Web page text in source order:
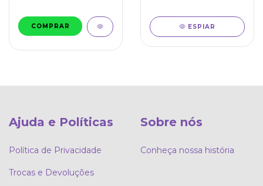
ESPIAR
Ajuda e Políticas
Política de Privacidade
Trocas e Devoluções
Sobre nós
Conheça nossa história